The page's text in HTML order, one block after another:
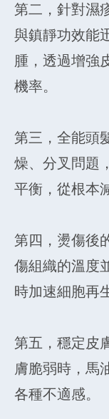
第二，針對濕
與鎮靜功效能
腫，透過增強
機率。
第三，全能頭
燥、分叉問題
平衡，從根本
第四，燙傷後
傷組織的溫度
時加速細胞再
第五，穩定皮
膚脆弱時，馬
各種不適感。